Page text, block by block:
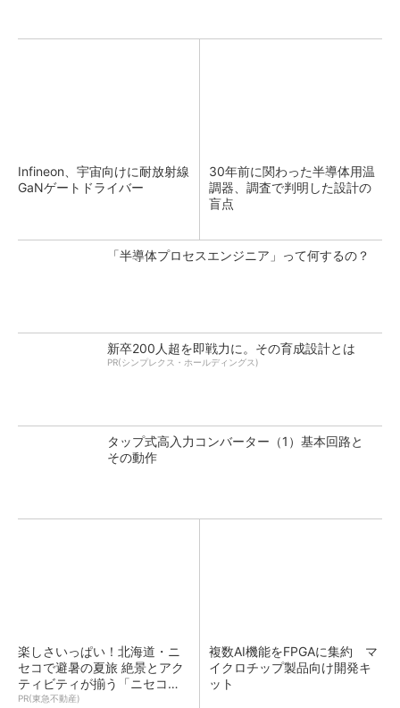
Infineon、宇宙向けに耐放射線
GaNゲートドライバー
30年前に関わった半導体用温
調器、調査で判明した設計の
盲点
「半導体プロセスエンジニア」って何するの？
新卒200人超を即戦力に。その育成設計とは
PR(シンプレクス・ホールディングス)
タップ式高入力コンバーター（1）基本回路と
その動作
楽しさいっぱい！北海道・ニ
セコで避暑の夏旅 絶景とアク
ティビティが揃う「ニセコ
東...
PR(東急不動産)
複数AI機能をFPGAに集約 マ
イクロチップ製品向け開発キ
ット